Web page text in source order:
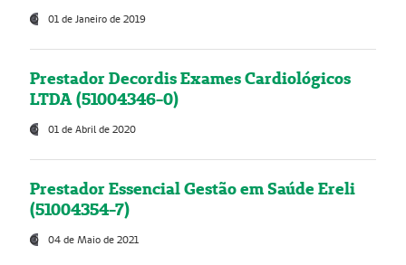
01 de Janeiro de 2019
Prestador Decordis Exames Cardiológicos
LTDA (51004346-0)
01 de Abril de 2020
Prestador Essencial Gestão em Saúde Ereli
(51004354-7)
04 de Maio de 2021